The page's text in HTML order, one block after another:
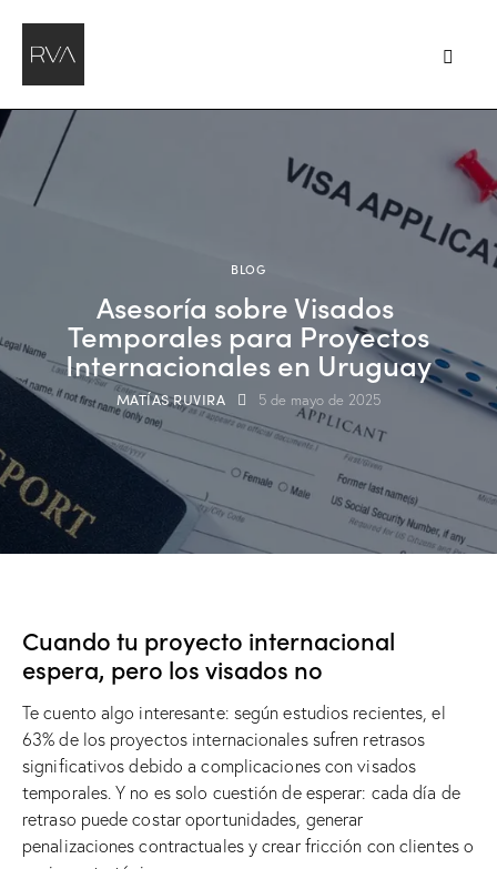
BLOG
Asesoría sobre Visados ​​
Temporales para Proyectos
Internacionales en Uruguay
MATÍAS RUVIRA 5 de mayo de 2025
Cuando tu proyecto internacional
espera, pero los visados ​​no
Te cuento algo interesante: según estudios recientes, el
63% de los proyectos internacionales sufren retrasos
significativos debido a complicaciones con visados ​​
temporales. Y no es solo cuestión de esperar: cada día de
retraso puede costar oportunidades, generar
penalizaciones contractuales y crear fricción con clientes o